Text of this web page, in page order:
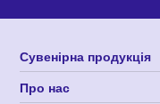
Сувенірна продукція
Про нас